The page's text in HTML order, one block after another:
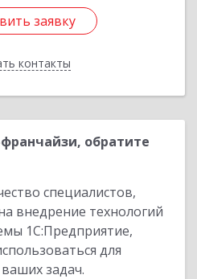
заявку
контакты
заявку
Назад
обратите
специалистов,
внедрение технологий
1С:Предприятие,
для
задач.